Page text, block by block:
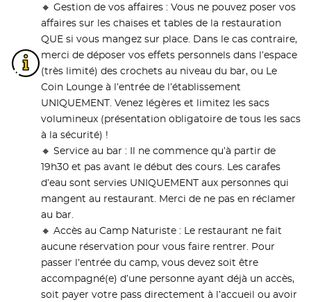
🔸 Gestion de vos affaires : Vous ne pouvez poser vos
affaires sur les chaises et tables de la restauration
QUE si vous mangez sur place. Dans le cas contraire,
merci de déposer vos effets personnels dans l’espace
(très limité) des crochets au niveau du bar, ou Le
Coin Lounge à l’entrée de l’établissement
UNIQUEMENT. Venez légères et limitez les sacs
volumineux (présentation obligatoire de tous les sacs
à la sécurité) !
🔸 Service au bar : Il ne commence qu’à partir de
19h30 et pas avant le début des cours. Les carafes
d’eau sont servies UNIQUEMENT aux personnes qui
mangent au restaurant. Merci de ne pas en réclamer
au bar.
🔸 Accès au Camp Naturiste : Le restaurant ne fait
aucune réservation pour vous faire rentrer. Pour
passer l’entrée du camp, vous devez soit être
accompagné(e) d’une personne ayant déjà un accès,
soit payer votre pass directement à l’accueil ou avoir